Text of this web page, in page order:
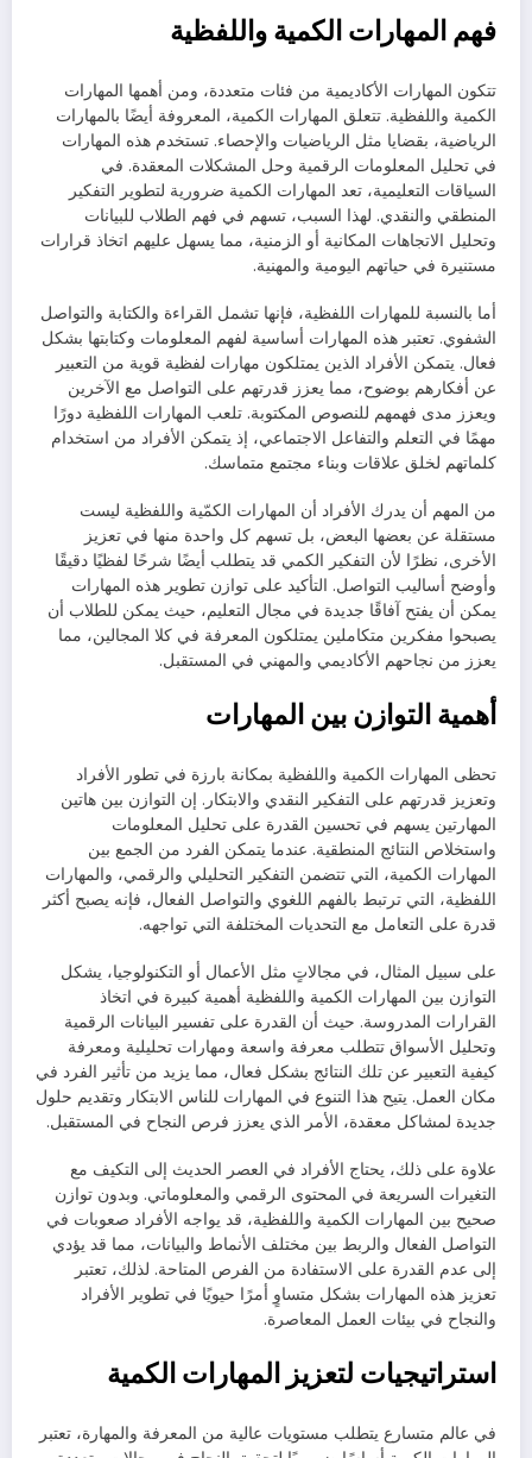
فهم المهارات الكمية واللفظية
تتكون المهارات الأكاديمية من فئات متعددة، ومن أهمها المهارات
الكمية واللفظية. تتعلق المهارات الكمية، المعروفة أيضًا بالمهارات
الرياضية، بقضايا مثل الرياضيات والإحصاء. تستخدم هذه المهارات
في تحليل المعلومات الرقمية وحل المشكلات المعقدة. في
السياقات التعليمية، تعد المهارات الكمية ضرورية لتطوير التفكير
المنطقي والنقدي. لهذا السبب، تسهم في فهم الطلاب للبيانات
وتحليل الاتجاهات المكانية أو الزمنية، مما يسهل عليهم اتخاذ قرارات
مستنيرة في حياتهم اليومية والمهنية.
أما بالنسبة للمهارات اللفظية، فإنها تشمل القراءة والكتابة والتواصل
الشفوي. تعتبر هذه المهارات أساسية لفهم المعلومات وكتابتها بشكل
فعال. يتمكن الأفراد الذين يمتلكون مهارات لفظية قوية من التعبير
عن أفكارهم بوضوح، مما يعزز قدرتهم على التواصل مع الآخرين
ويعزز مدى فهمهم للنصوص المكتوبة. تلعب المهارات اللفظية دورًا
مهمًا في التعلم والتفاعل الاجتماعي، إذ يتمكن الأفراد من استخدام
كلماتهم لخلق علاقات وبناء مجتمع متماسك.
من المهم أن يدرك الأفراد أن المهارات الكمّية واللفظية ليست
مستقلة عن بعضها البعض، بل تسهم كل واحدة منها في تعزيز
الأخرى، نظرًا لأن التفكير الكمي قد يتطلب أيضًا شرحًا لفظيًا دقيقًا
وأوضح أساليب التواصل. التأكيد على توازن تطوير هذه المهارات
يمكن أن يفتح آفاقًا جديدة في مجال التعليم، حيث يمكن للطلاب أن
يصبحوا مفكرين متكاملين يمتلكون المعرفة في كلا المجالين، مما
يعزز من نجاحهم الأكاديمي والمهني في المستقبل.
أهمية التوازن بين المهارات
تحظى المهارات الكمية واللفظية بمكانة بارزة في تطور الأفراد
وتعزيز قدرتهم على التفكير النقدي والابتكار. إن التوازن بين هاتين
المهارتين يسهم في تحسين القدرة على تحليل المعلومات
واستخلاص النتائج المنطقية. عندما يتمكن الفرد من الجمع بين
المهارات الكمية، التي تتضمن التفكير التحليلي والرقمي، والمهارات
اللفظية، التي ترتبط بالفهم اللغوي والتواصل الفعال، فإنه يصبح أكثر
قدرة على التعامل مع التحديات المختلفة التي تواجهه.
على سبيل المثال، في مجالاتٍ مثل الأعمال أو التكنولوجيا، يشكل
التوازن بين المهارات الكمية واللفظية أهمية كبيرة في اتخاذ
القرارات المدروسة. حيث أن القدرة على تفسير البيانات الرقمية
وتحليل الأسواق تتطلب معرفة واسعة ومهارات تحليلية ومعرفة
كيفية التعبير عن تلك النتائج بشكل فعال، مما يزيد من تأثير الفرد في
مكان العمل. يتيح هذا التنوع في المهارات للناس الابتكار وتقديم حلول
جديدة لمشاكل معقدة، الأمر الذي يعزز فرص النجاح في المستقبل.
علاوة على ذلك، يحتاج الأفراد في العصر الحديث إلى التكيف مع
التغيرات السريعة في المحتوى الرقمي والمعلوماتي. وبدون توازن
صحيح بين المهارات الكمية واللفظية، قد يواجه الأفراد صعوبات في
التواصل الفعال والربط بين مختلف الأنماط والبيانات، مما قد يؤدي
إلى عدم القدرة على الاستفادة من الفرص المتاحة. لذلك، تعتبر
تعزيز هذه المهارات بشكل متساوٍ أمرًا حيويًا في تطوير الأفراد
والنجاح في بيئات العمل المعاصرة.
استراتيجيات لتعزيز المهارات الكمية
في عالم متسارع يتطلب مستويات عالية من المعرفة والمهارة، تعتبر